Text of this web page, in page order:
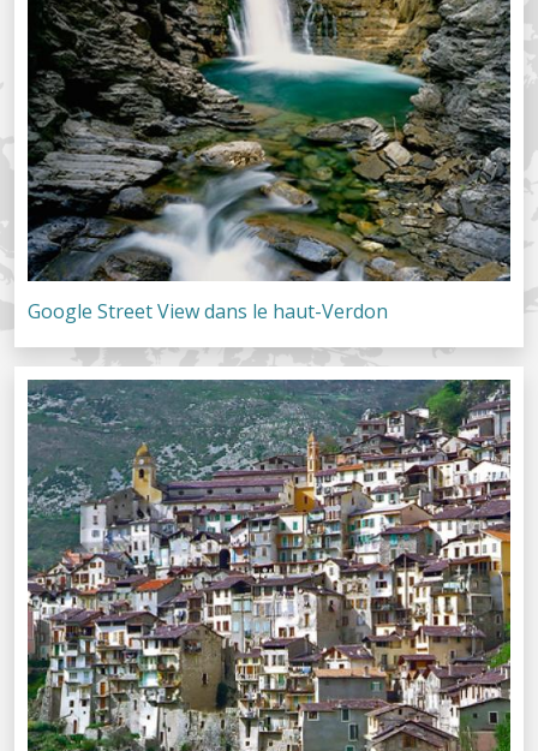
Google Street View dans le haut-Verdon